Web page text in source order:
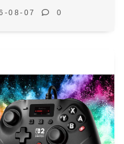
08-07 0